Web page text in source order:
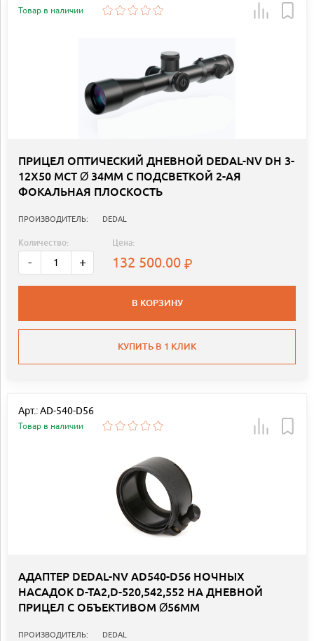
Товар в наличии
ПРИЦЕЛ ОПТИЧЕСКИЙ ДНЕВНОЙ DEDAL-NV DH 3-
12Х50 MCT Ø 34ММ С ПОДСВЕТКОЙ 2-АЯ
ФОКАЛЬНАЯ ПЛОСКОСТЬ
ПРОИЗВОДИТЕЛЬ: DEDAL
Количество:
- +
Цена:
132 500.00
В КОРЗИНУ
КУПИТЬ В 1 КЛИК
Арт.: AD-540-D56
Товар в наличии
АДАПТЕР DEDAL-NV AD540-D56 НОЧНЫХ
НАСАДОК D-TA2,D-520,542,552 НА ДНЕВНОЙ
ПРИЦЕЛ С ОБЪЕКТИВОМ Ø56ММ
ПРОИЗВОДИТЕЛЬ: DEDAL